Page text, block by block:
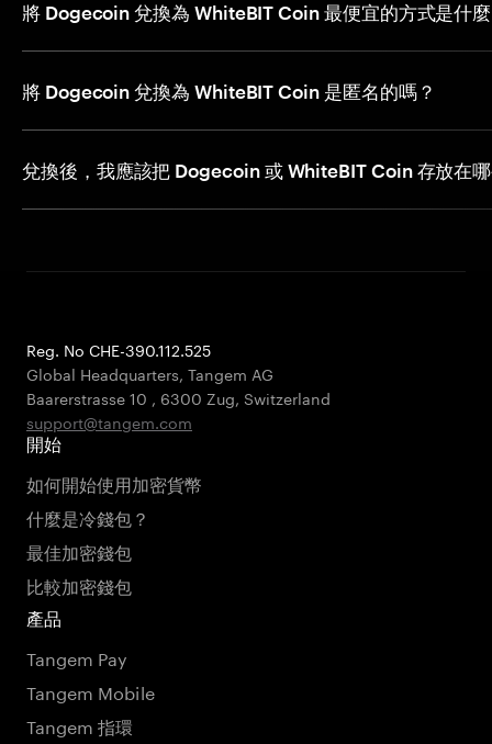
將 Dogecoin 兌換為 WhiteBIT Coin 最便宜的方式是什
將 Dogecoin 兌換為 WhiteBIT Coin 是匿名的嗎？
兌換後，我應該把 Dogecoin 或 WhiteBIT Coin 存放在
Reg. No CHE-390.112.525
Global Headquarters, Tangem AG
Baarerstrasse 10 , 6300 Zug, Switzerland
support@tangem.com
開始
如何開始使用加密貨幣
什麼是冷錢包？
最佳加密錢包
比較加密錢包
產品
Tangem Pay
Tangem Mobile
Tangem 指環